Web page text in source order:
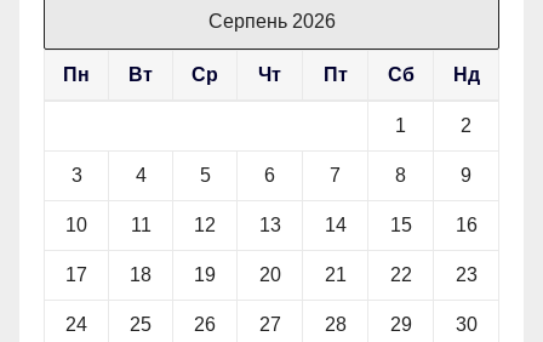
Серпень 2026
Пн Вт Ср Чт Пт Сб Нд
1 2
3 4 5 6 7 8 9
10 11 12 13 14 15 16
17 18 19 20 21 22 23
24 25 26 27 28 29 30